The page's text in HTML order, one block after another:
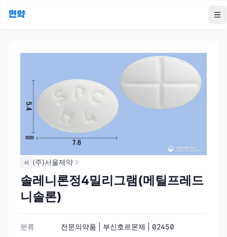
먼약
서 (주)서울제약
솔레니론정4밀리그램(메틸프레드
니솔론)
분류
전문의약품 | 부신호르몬제 | 02450